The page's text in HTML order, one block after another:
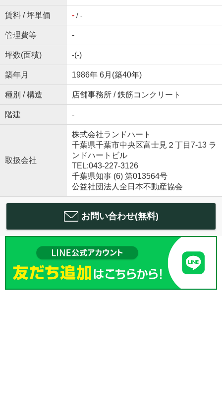
賃料 / 坪単価 -/ -
管理費等 -
坪数(面積) -(-)
築年月 1986年 6月(築40年)
種別 / 構造 店舗事務所 / 鉄筋コンクリート
階建 -
取扱会社
株式会社ランドハート
千葉県千葉市中央区富士見２丁目7-13 ラ
ンドハートビル
TEL:043-227-3126
千葉県知事 (6) 第013564号
公益社団法人全日本不動産協会
お問い合わせ(無料)